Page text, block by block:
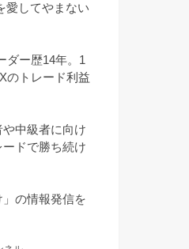
愛してやまない
ダー歴14年。1
のトレード利益
や中級者に向け
ドで勝ち続け
」の情報発信を